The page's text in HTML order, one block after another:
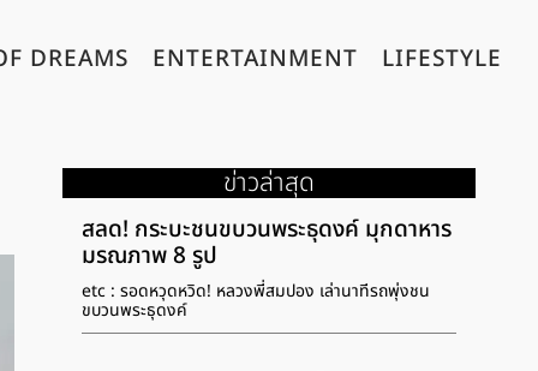
DREAMS ENTERTAINMENT LIFESTYLE
ข่าวล่าสุด
สลด! กระบะชนขบวนพระธุดงค์ มุกดาหาร
มรณภาพ 8 รูป
etc : รอดหวุดหวิด! หลวงพี่สมปอง เล่านาทีรถพุ่งชน
ขบวนพระธุดงค์